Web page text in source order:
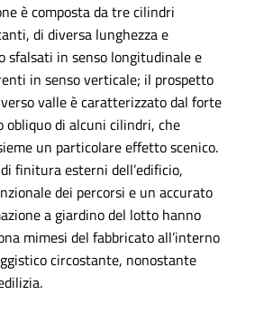
è composta da tre cilindri
di diversa lunghezza e
sfalsati in senso longitudinale e
in senso verticale; il prospetto
valle è caratterizzato dal forte
obliquo di alcuni cilindri, che
un particolare effetto scenico.
finitura esterni dell’edificio,
dei percorsi e un accurato
a giardino del lotto hanno
mimesi del fabbricato all’interno
circostante, nonostante